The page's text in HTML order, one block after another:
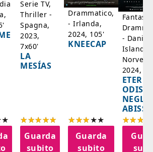
Serie TV,
Thriller -
Spagna,
2023,
7x60'
LA
MESÍAS
Guarda
subito
Drammatico,
- Irlanda,
2024, 105'
KNEECAP
Guarda
subito
-
Islanda,
2024,
NEGLI
ABISSI